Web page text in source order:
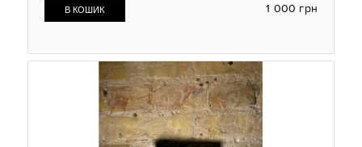
1 000 грн